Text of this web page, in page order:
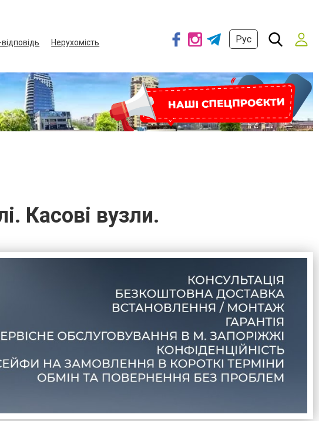
Нерухомість
Рус
Касові вузли.